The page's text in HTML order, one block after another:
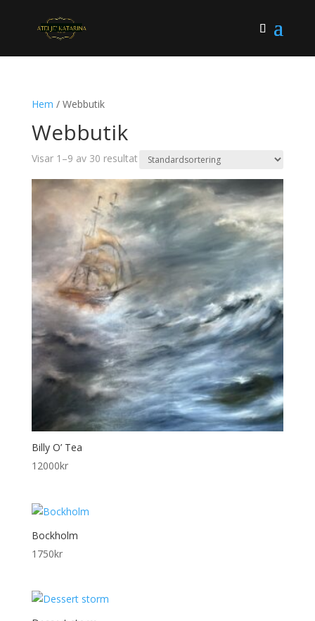
Hem / Webbutik
Webbutik
Visar 1–9 av 30 resultat
Billy O’ Tea
12000kr
Bockholm
1750kr